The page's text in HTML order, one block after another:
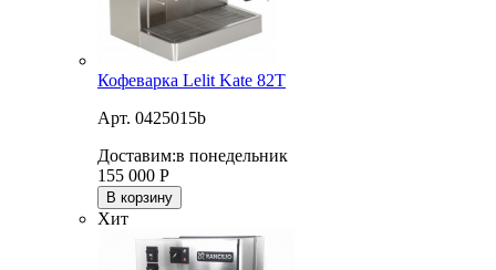
Кофеварка Lelit Kate 82T
Арт. 0425015b
Доставим:в понедельник
155 000 Р
В корзину
Хит